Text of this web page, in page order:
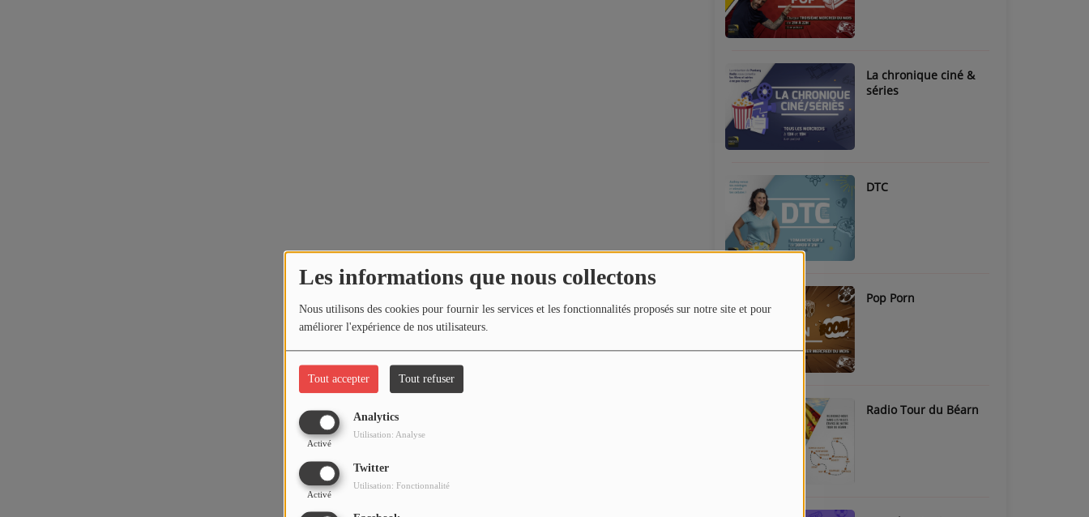
Les informations que nous collectons
Nous utilisons des cookies pour fournir les services et les fonctionnalités proposés sur notre site et pour
améliorer l'expérience de nos utilisateurs.
Tout accepter Tout refuser
Analytics
Activé
Utilisation: Analyse
Twitter
Activé
Utilisation: Fonctionnalité
La chronique ciné &
séries
DTC
Pop Porn
Radio Tour du Béarn